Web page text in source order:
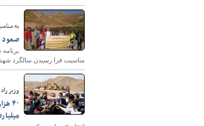
به
صعود
مناسبت فرا رسیدن سالگرد
وزیر